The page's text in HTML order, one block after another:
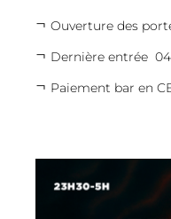
Ouverture des
Dernière entrée
Paiement bar en